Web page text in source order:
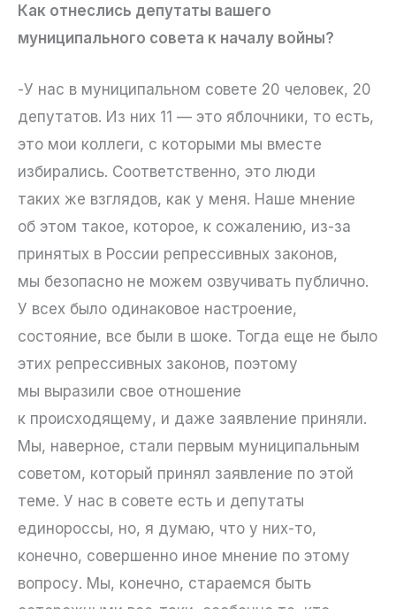
Как отнеслись депутаты вашего
муниципального совета к началу войны?
-У нас в муниципальном совете 20 человек, 20
депутатов. Из них 11 — это яблочники, то есть,
это мои коллеги, с которыми мы вместе
избирались. Соответственно, это люди
таких же взглядов, как у меня. Наше мнение
об этом такое, которое, к сожалению, из-за
принятых в России репрессивных законов,
мы безопасно не можем озвучивать публично.
У всех было одинаковое настроение,
состояние, все были в шоке. Тогда еще не было
этих репрессивных законов, поэтому
мы выразили свое отношение
к происходящему, и даже заявление приняли.
Мы, наверное, стали первым муниципальным
советом, который принял заявление по этой
теме. У нас в совете есть и депутаты
единороссы, но, я думаю, что у них-то,
конечно, совершенно иное мнение по этому
вопросу. Мы, конечно, стараемся быть